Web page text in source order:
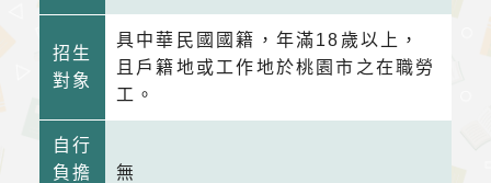
招生
對象
具中華民國國籍，年滿18歲以上，
且戶籍地或工作地於桃園市之在職勞
工。
自行
負擔
無